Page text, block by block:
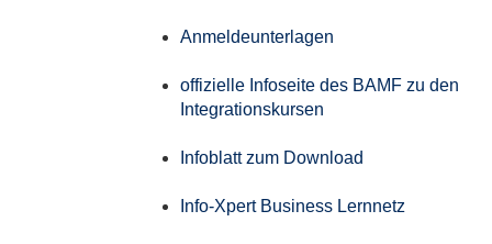
Anmeldeunterlagen
offizielle Infoseite des BAMF zu den
Integrationskursen
Infoblatt zum Download
Info-Xpert Business Lernnetz